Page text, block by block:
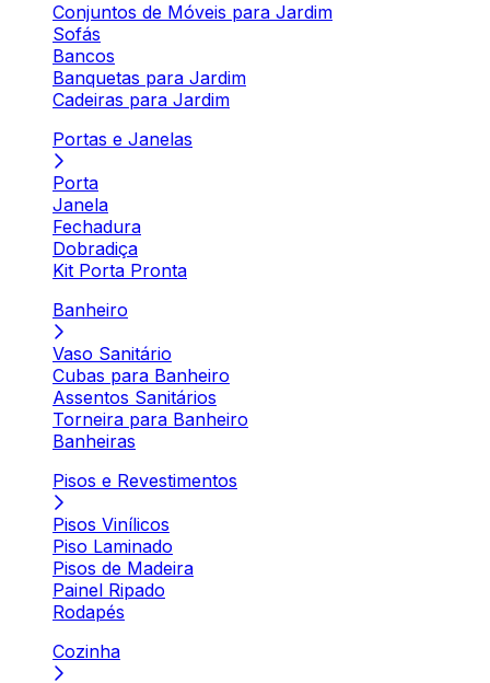
Conjuntos de Móveis para Jardim
Sofás
Bancos
Banquetas para Jardim
Cadeiras para Jardim
Portas e Janelas
Porta
Janela
Fechadura
Dobradiça
Kit Porta Pronta
Banheiro
Vaso Sanitário
Cubas para Banheiro
Assentos Sanitários
Torneira para Banheiro
Banheiras
Pisos e Revestimentos
Pisos Vinílicos
Piso Laminado
Pisos de Madeira
Painel Ripado
Rodapés
Cozinha